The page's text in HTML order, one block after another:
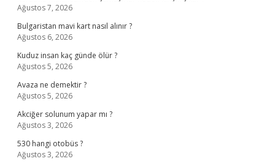
Ağustos 7, 2026
Bulgaristan mavi kart nasıl alınır ?
Ağustos 6, 2026
Kuduz insan kaç günde ölür ?
Ağustos 5, 2026
Avaza ne demektir ?
Ağustos 5, 2026
Akciğer solunum yapar mı ?
Ağustos 3, 2026
530 hangi otobüs ?
Ağustos 3, 2026